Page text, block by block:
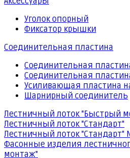
Уголок опорный
Фиксатор крышки
Соединительная пластина
Соединительная
Соединительная
Усиливающая пластина
Шарнирный соединитель
Лестничный лоток "Быстрый
Лестничный лоток "Стандарт"
Лестничный лоток "Стандарт"
Фасонные изделия
монтаж"